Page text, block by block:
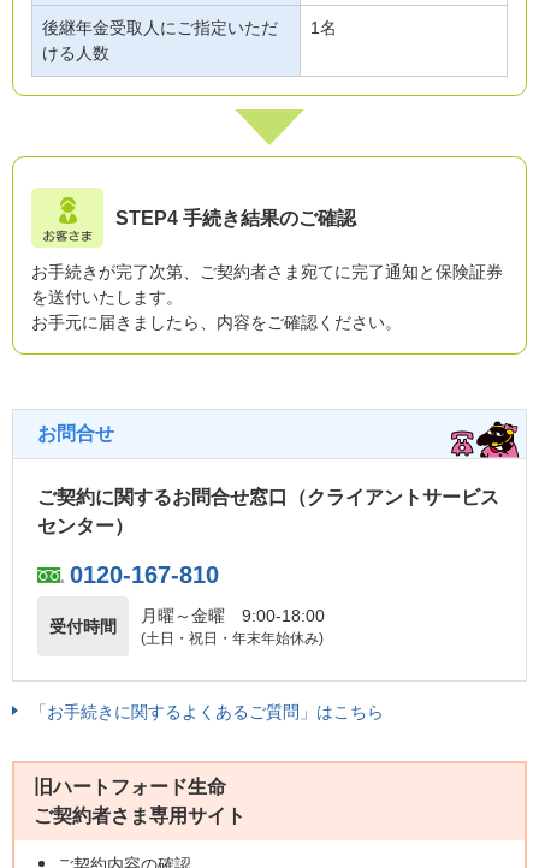
後継年金受取人にご指定いただ
ける人数
1名
STEP4 手続き結果のご確認
お手続きが完了次第、ご契約者さま宛てに完了通知と保険証券
を送付いたします。
お手元に届きましたら、内容をご確認ください。
お問合せ
ご契約に関するお問合せ窓口（クライアントサービス
センター）
0120-167-810
受付時間
月曜～金曜 9:00-18:00
(土日・祝日・年末年始休み)
「お手続きに関するよくあるご質問」はこちら
旧ハートフォード生命
ご契約者さま専用サイト